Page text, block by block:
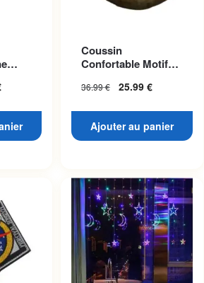
Coussin
Confortable Motif
36.99€ 25.99 €
Ajouter au panier